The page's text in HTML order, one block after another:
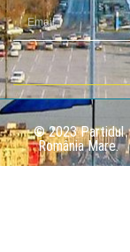
© 2023 Partidul
România Mare.